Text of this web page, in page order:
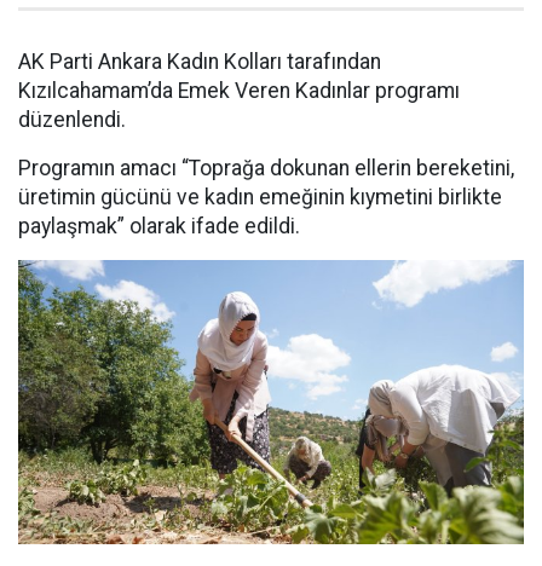
AK Parti Ankara Kadın Kolları tarafından
Kızılcahamam’da Emek Veren Kadınlar programı
düzenlendi.
Programın amacı “Toprağa dokunan ellerin bereketini,
üretimin gücünü ve kadın emeğinin kıymetini birlikte
paylaşmak” olarak ifade edildi.